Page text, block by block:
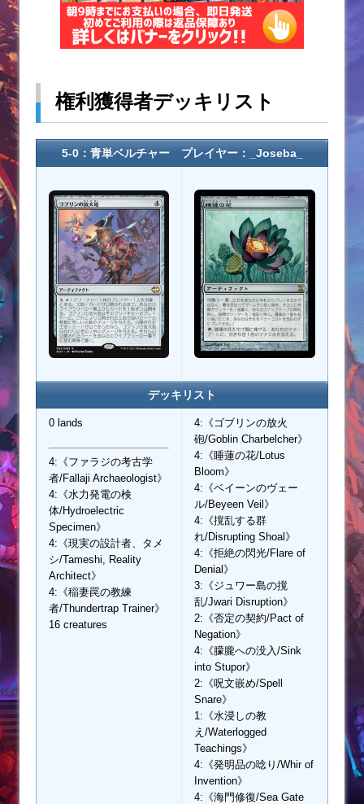
権利獲得者デッキリスト
5-0：青単ベルチャー プレイヤー：_Joseba_
デッキリスト
0 lands
4:《ファラジの考古学
者/Fallaji Archaeologist》
4:《水力発電の検
体/Hydroelectric
Specimen》
4:《現実の設計者、タメ
シ/Tameshi, Reality
Architect》
4:《稲妻罠の教練
者/Thundertrap Trainer》
16 creatures
4:《ゴブリンの放火
砲/Goblin Charbelcher》
4:《睡蓮の花/Lotus
Bloom》
4:《ベイーンのヴェー
ル/Beyeen Veil》
4:《撹乱する群
れ/Disrupting Shoal》
4:《拒絶の閃光/Flare of
Denial》
3:《ジュワー島の撹
乱/Jwari Disruption》
2:《否定の契約/Pact of
Negation》
4:《朦朧への没入/Sink
into Stupor》
2:《呪文嵌め/Spell
Snare》
1:《水浸しの教
え/Waterlogged
Teachings》
4:《発明品の唸り/Whir of
Invention》
4:《海門修復/Sea Gate